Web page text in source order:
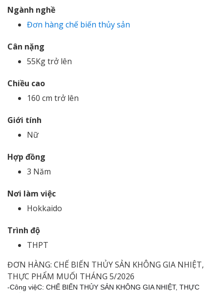
Ngành nghề
Đơn hàng chế biến thủy sản
Cân nặng
55Kg trở lên
Chiều cao
160 cm trở lên
Giới tính
Nữ
Hợp đồng
3 Năm
Nơi làm việc
Hokkaido
Trình độ
THPT
ĐƠN HÀNG: CHẾ BIẾN THỦY SẢN KHÔNG GIA NHIỆT,
THỰC PHẨM MUỐI THÁNG 5/2026
-Công việC: CHẾ BIẾN THỦY SẢN KHÔNG GIA NHIỆT, THỰC